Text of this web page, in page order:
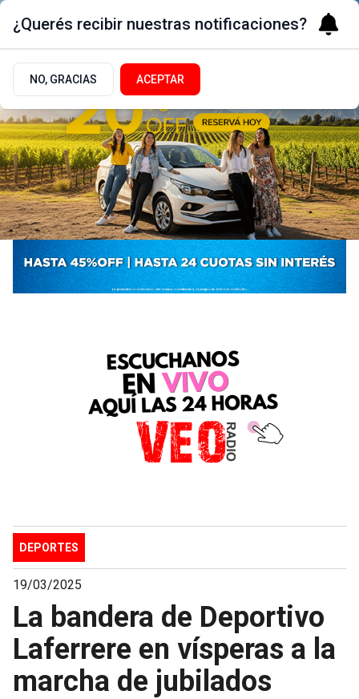
DEPORTES
19/03/2025
La bandera de Deportivo
Laferrere en vísperas a la
marcha de jubilados
¿Querés recibir nuestras notificaciones?
NO, GRACIAS ACEPTAR